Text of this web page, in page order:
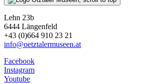
Lehn 23b
6444 Längenfeld
+43 (0)664 910 23 21
info@oetztalermuseen.at
Facebook
Instagram
Youtube